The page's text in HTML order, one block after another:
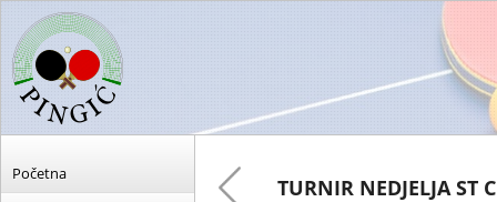
Početna
TURNIR NEDJELJA ST